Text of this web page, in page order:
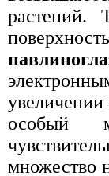
растений.
особый
множество